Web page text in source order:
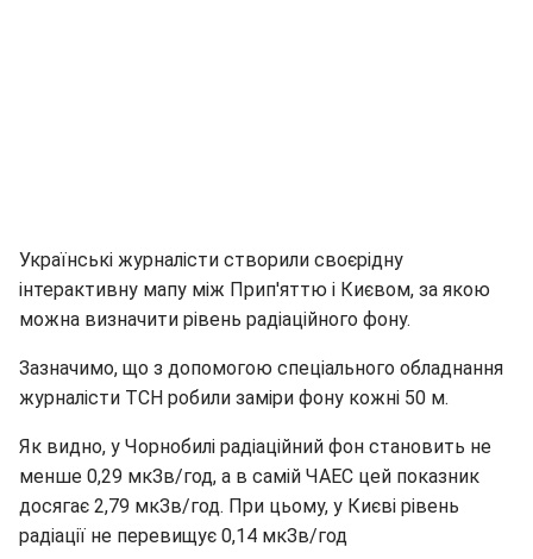
Українські журналісти створили своєрідну
інтерактивну мапу між Прип'яттю і Києвом, за якою
можна визначити рівень радіаційного фону.
Зазначимо, що з допомогою спеціального обладнання
журналісти ТСН робили заміри фону кожні 50 м.
Як видно, у Чорнобилі радіаційний фон становить не
менше 0,29 мкЗв/год, а в самій ЧАЕС цей показник
досягає 2,79 мкЗв/год. При цьому, у Києві рівень
радіації не перевищує 0,14 мкЗв/год